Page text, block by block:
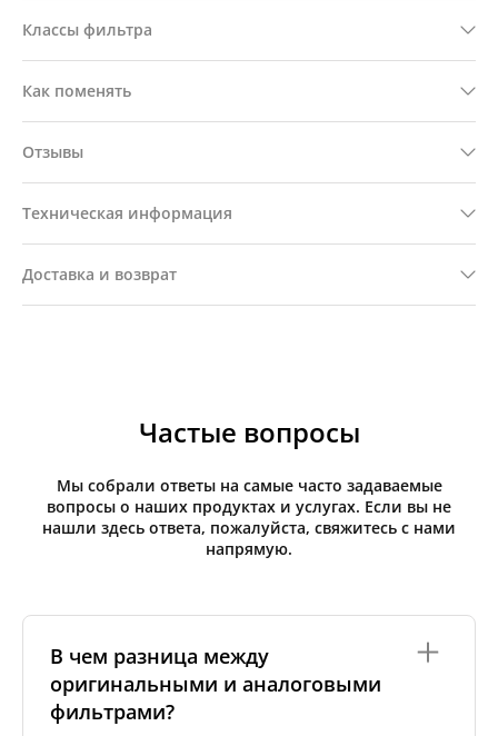
Классы фильтра
Как поменять
Отзывы
Техническая информация
Доставка и возврат
Частые вопросы
Мы собрали ответы на самые часто задаваемые
вопросы о наших продуктах и услугах. Если вы не
нашли здесь ответа, пожалуйста, свяжитесь с нами
напрямую.
В чем разница между
оригинальными и аналоговыми
фильтрами?